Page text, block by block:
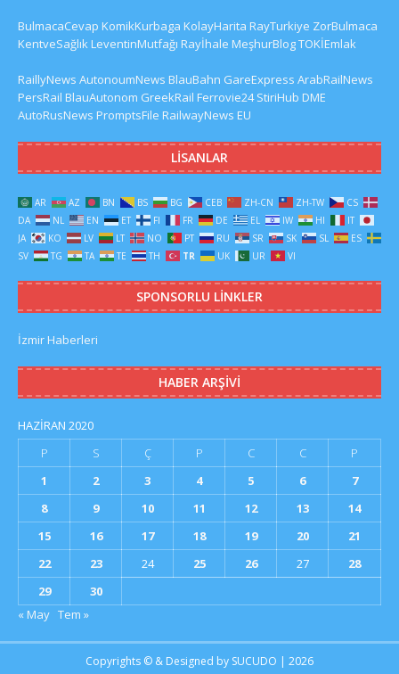
BulmacaCevap KomikKurbaga KolayHarita RayTurkiye ZorBulmaca
KentveSağlıkLeventinMutfağı Rayİhale MeşhurBlogTOKİEmlak
RaillyNews AutonoumNews BlauBahn GareExpress ArabRailNews
PersRail BlauAutonom GreekRail Ferrovie24 StiriHub DME
AutoRusNews PromptsFile RailwayNews EU
LISANLAR
AR AZ BN BS BG CEB ZH-CN ZH-TW
CS
DA
NL EN ET FI FR DE EL IW HI
IT
JA
KO LV LT NO PT RU SR SK SL
ES
SV
TG TA TE TH TR UK UR VI
SPONSORLU LINKLER
İzmir Haberleri
HABER ARŞIVI
HAZIRAN 2020
P
S Ç P C C
P
1
2 3 4 5 6
7
8
9 10 11 12 13
14
15
16 17 18 19 20
21
22
23 24 25 26 27
28
29
30
« May Tem »
Copyrights © & Designed by SUCUDO | 2026